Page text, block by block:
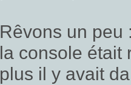
Rêvons un peu
la console était
plus il y avait